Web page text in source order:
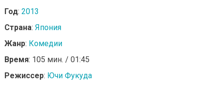
Год: 2013
Страна: Япония
Жанр: Комедии
Время: 105 мин. / 01:45
Режиссер: Ючи Фукуда